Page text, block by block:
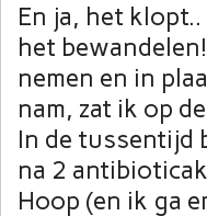
En ja, het
het
nemen en in
nam, zat ik op
In de tussentijd
na 2
Hoop (en ik ga